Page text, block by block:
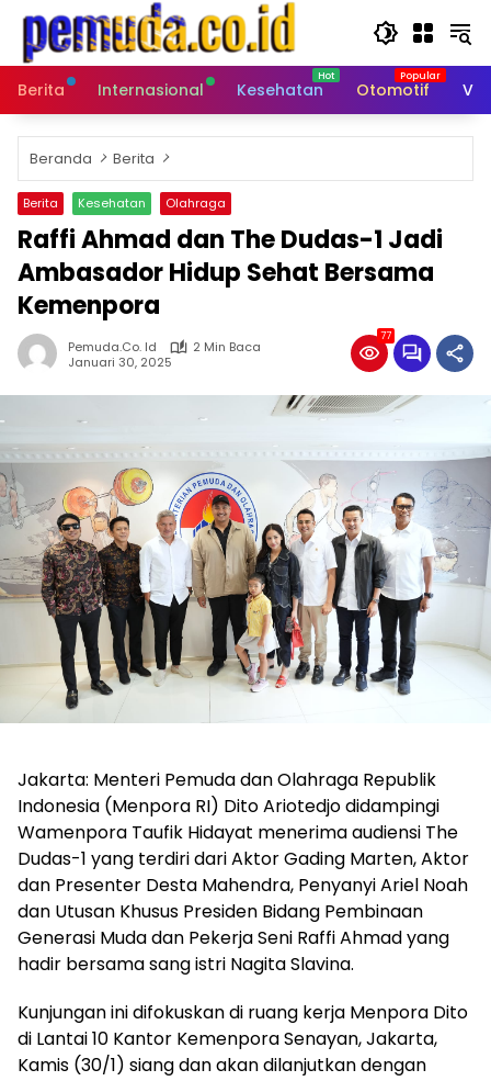
Langsung
konten
Berita
Internasional Kesehatan Otomotif
Beranda Berita
Berita Kesehatan Olahraga
Raffi Ahmad dan The Dudas-1 Jadi
Ambasador Hidup Sehat Bersama
Kemenpora
Pemuda.co. Id
2 Min Baca
Januari 30, 2025
77
Jakarta: Menteri Pemuda dan Olahraga Republik
Indonesia (Menpora RI) Dito Ariotedjo didampingi
Wamenpora Taufik Hidayat menerima audiensi The
Dudas-1 yang terdiri dari Aktor Gading Marten, Aktor
dan Presenter Desta Mahendra, Penyanyi Ariel Noah
dan Utusan Khusus Presiden Bidang Pembinaan
Generasi Muda dan Pekerja Seni Raffi Ahmad yang
hadir bersama sang istri Nagita Slavina.
Kunjungan ini difokuskan di ruang kerja Menpora Dito
di Lantai 10 Kantor Kemenpora Senayan, Jakarta,
Kamis (30/1) siang dan akan dilanjutkan dengan